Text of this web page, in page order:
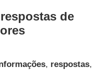
de
, respostas,